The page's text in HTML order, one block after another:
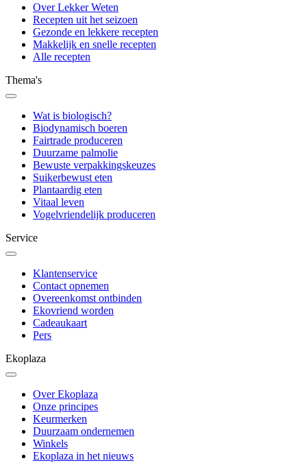
Over Lekker Weten
Recepten uit het seizoen
Gezonde en lekkere recepten
Makkelijk en snelle recepten
Alle recepten
Thema's
Wat is biologisch?
Biodynamisch boeren
Fairtrade produceren
Duurzame palmolie
Bewuste verpakkingskeuzes
Suikerbewust eten
Plantaardig eten
Vitaal leven
Vogelvriendelijk produceren
Service
Klantenservice
Contact opnemen
Overeenkomst ontbinden
Ekovriend worden
Cadeaukaart
Pers
Ekoplaza
Over Ekoplaza
Onze principes
Keurmerken
Duurzaam ondernemen
Winkels
Ekoplaza in het nieuws